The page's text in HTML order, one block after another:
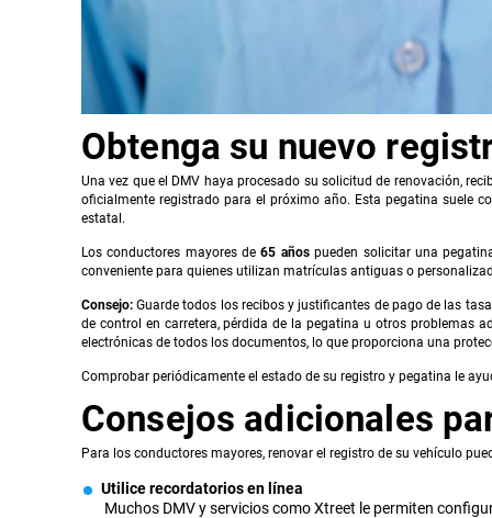
Obtenga su nuevo
Una vez que el DMV haya procesado su solicitud de renovación,
oficialmente registrado para el próximo año. Esta pegatina suele
estatal.
Los conductores mayores de65 añospueden solicitar una
conveniente para quienes utilizan matrículas antiguas o
Consejo:Guarde todos los recibos y justificantes de pago de las
de control en carretera, pérdida de la pegatina u otros problemas
electrónicas de todos los documentos, lo que proporciona una
Comprobar periódicamente el estado de su registro y pegatina le
Consejos adicionales
Para los conductores mayores, renovar el registro de su vehículo
Utilice recordatorios en línea
Muchos DMV y servicios como Xtreet le permiten